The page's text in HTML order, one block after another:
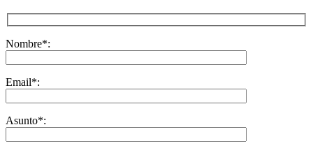
Nombre*:
Email*:
Asunto*: